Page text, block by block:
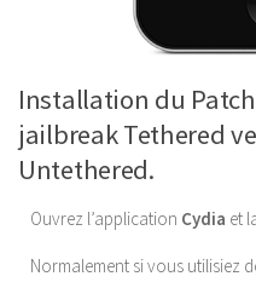
Installation du
jailbreak Tethered
Untethered.
Ouvrez l’application Cydia et
Normalement si vous utilisiez